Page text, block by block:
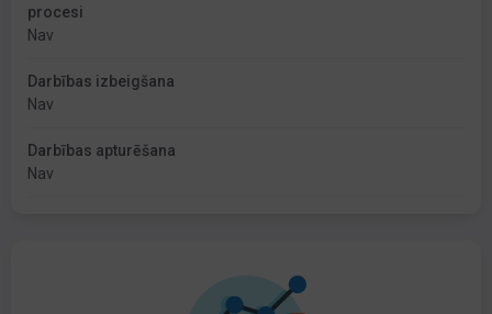
procesi
Nav
Darbības izbeigšana
Nav
Darbības apturēšana
Nav